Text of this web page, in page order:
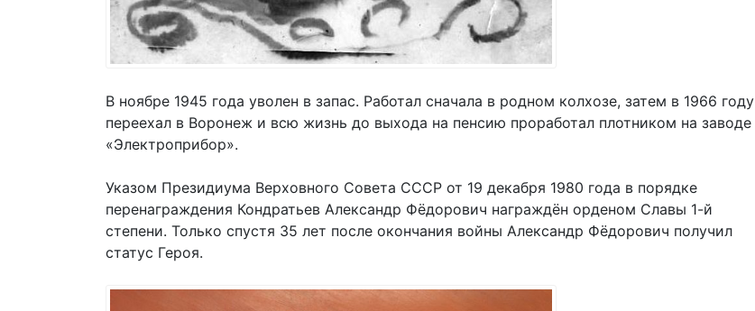
В ноябре 1945 года уволен в запас. Работал сначала в родном колхозе, затем в 1966 году
переехал в Воронеж и всю жизнь до выхода на пенсию проработал плотником на заводе
«Электроприбор».
Указом Президиума Верховного Совета СССР от 19 декабря 1980 года в порядке
перенаграждения Кондратьев Александр Фёдорович награждён орденом Славы 1-й
степени. Только спустя 35 лет после окончания войны Александр Фёдорович получил
статус Героя.